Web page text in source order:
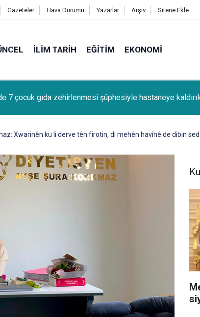
Gazeteler Hava Durumu Yazarlar Arşiv Sitene Ekle
İLIM TARIH EĞITIM EKONOMI
canlı müzik yapan işletmelere izin belgesi uyarısı
Xwarinên ku li derve tên firotin, di mehên havînê de dibin